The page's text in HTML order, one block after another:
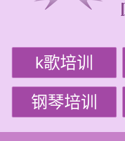
k歌培训
钢琴培训